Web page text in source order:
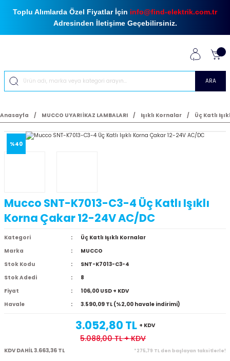
Toplu Alımlarda Özel Fiyatlar İçin info@find-elektrik.com.tr
Adresinden İletişime Geçebilirsiniz.
ARA
Anasayfa MUCCO UYARI İKAZ LAMBALARI Işıklı Kornalar Üç Katlı
%40
Mucco SNT-K7013-C3-4 Üç Katlı Işıklı
Korna Çakar 12-24V AC/DC
Kategori
Üç Katlı Işıklı Kornalar
Marka
MUCCO
Stok Kodu
SNT-K7013-C3-4
Stok Adedi
8
Fiyat
106,00 USD + KDV
Havale
3.590,09 TL (%2,00 havale indirimi)
3.052,80 TL + KDV
5.088,00 TL+ KDV
KDV DAHİL 3.663,36 TL *275,79 TL den başlayan taksitlerle!